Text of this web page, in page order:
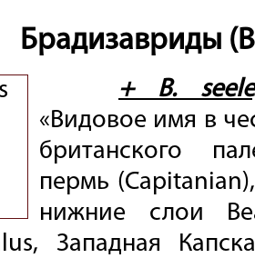
Брадизавриды
+ B.
«Видовое имя в
британского
пермь
нижние слои
Западная